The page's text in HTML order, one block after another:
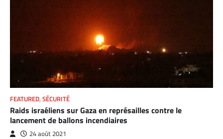
FEATURED, SÉCURITÉ
Raids israéliens sur Gaza en représailles contre le
lancement de ballons incendiaires
24 août 2021